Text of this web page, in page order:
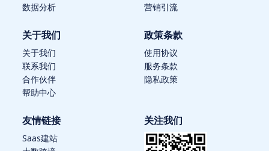
数据分析
营销引流
关于我们
关于我们
联系我们
合作伙伴
帮助中心
政策条款
使用协议
服务条款
隐私政策
友情链接
Saas建站
关注我们